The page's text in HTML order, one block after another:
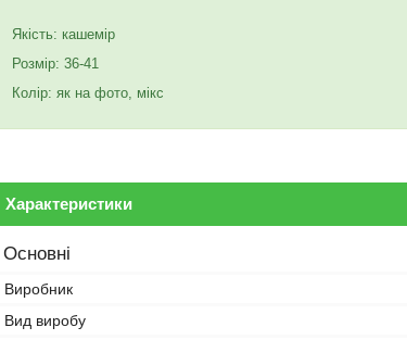
Якість: кашемір
Розмір: 36-41
Колір: як на фото, мікс
Характеристики
Основні
Виробник
Вид виробу